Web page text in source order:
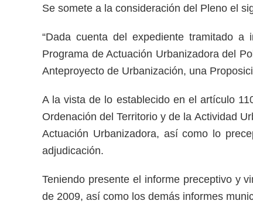
Se somete a la consideración del Pleno el
“Dada cuenta del expediente tramitado a
Programa de Actuación Urbanizadora del
Anteproyecto de Urbanización, una
A la vista de lo establecido en el artículo
Ordenación del Territorio y de la Actividad
Actuación Urbanizadora, así como lo
adjudicación.
Teniendo presente el informe preceptivo y
de 2009, así como los demás informes